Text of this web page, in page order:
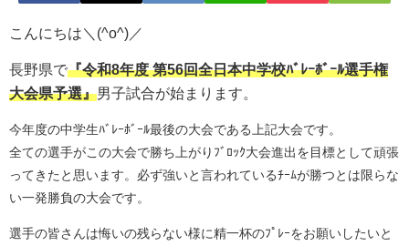
こんにちは＼(^o^)／
長野県で『令和8年度 第56回全日本中学校ﾊﾞﾚｰﾎﾞｰﾙ選手権
大会県予選』男子試合が始まります。
今年度の中学生ﾊﾞﾚｰﾎﾞｰﾙ最後の大会である上記大会です。
全ての選手がこの大会で勝ち上がりﾌﾞﾛｯｸ大会進出を目標として頑張
ってきたと思います。必ず強いと言われているﾁｰﾑが勝つとは限らな
い一発勝負の大会です。
選手の皆さんは悔いの残らない様に精一杯のﾌﾟﾚｰをお願いしたいと